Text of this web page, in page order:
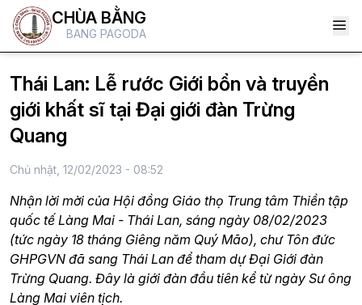
CHÙA BẰNG
BANG PAGODA
Thái Lan: Lễ rước Giới bổn và truyền
giới khất sĩ tại Đại giới đàn Trừng
Quang
Chủ nhật, 12/02/2023 - 08:52
Nhận lời mời của Hội đồng Giáo thọ Trung tâm Thiền tập
quốc tế Làng Mai - Thái Lan, sáng ngày 08/02/2023
(tức ngày 18 tháng Giêng năm Quý Mão), chư Tôn đức
GHPGVN đã sang Thái Lan để tham dự Đại Giới đàn
Trừng Quang. Đây là giới đàn đầu tiên kể từ ngày Sư ông
Làng Mai viên tịch.